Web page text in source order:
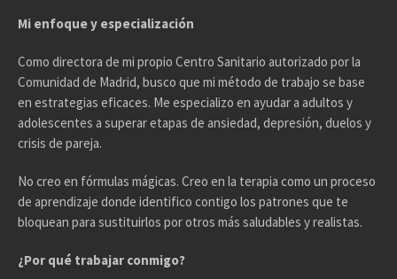
Mi enfoque y especialización
Como directora de mi propio Centro Sanitario autorizado por la
Comunidad de Madrid, busco que mi método de trabajo se base
en estrategias eficaces. Me especializo en ayudar a adultos y
adolescentes a superar etapas de ansiedad, depresión, duelos y
crisis de pareja.
No creo en fórmulas mágicas. Creo en la terapia como un proceso
de aprendizaje donde identifico contigo los patrones que te
bloquean para sustituirlos por otros más saludables y realistas.
¿Por qué trabajar conmigo?